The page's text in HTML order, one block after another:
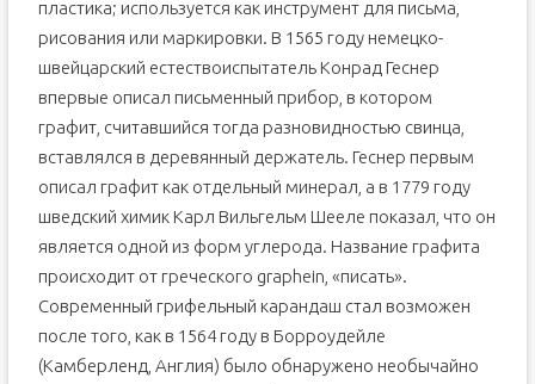
пластика; используется как инструмент для письма,
рисования или маркировки. В 1565 году немецко-
швейцарский естествоиспытатель Конрад Геснер
впервые описал письменный прибор, в котором
графит, считавшийся тогда разновидностью свинца,
вставлялся в деревянный держатель. Геснер первым
описал графит как отдельный минерал, а в 1779 году
шведский химик Карл Вильгельм Шееле показал, что он
является одной из форм углерода. Название графита
происходит от греческого graphein, «писать».
Современный грифельный карандаш стал возможен
после того, как в 1564 году в Борроудейле
(Камберленд, Англия) было обнаружено необычайно